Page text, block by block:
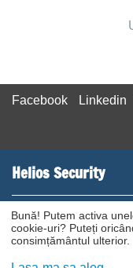
Facebook Linkedin
Helios Security
Contact suport
© 2003 - 2026 Helios
Bună! Putem activa
cookie-uri? Puteți
consimțământul ulterior.